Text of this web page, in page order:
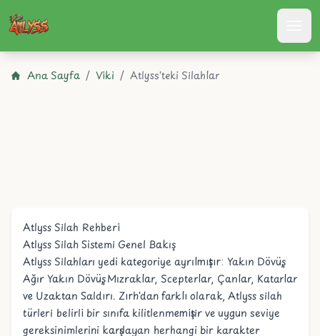
Atlyss
Ana Sayfa / Viki / Atlyss'teki Silahlar
Atlyss Silah Rehberi
Atlyss Silah Sistemi Genel Bakış
Atlyss Silahları yedi kategoriye ayrılmıştır: Yakın Dövüş,
Ağır Yakın Dövüş,Mızraklar, Scepterlar, Çanlar, Katarlar
ve Uzaktan Saldırı. Zırh'dan farklı olarak, Atlyss silah
türleri belirli bir sınıfa kilitlenmemiştir ve uygun seviye
gereksinimlerini karşılayan herhangi bir karakter